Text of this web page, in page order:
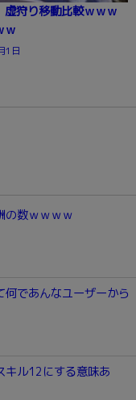
虚狩り移動比較ｗｗｗ
ｗ
1日
の数ｗｗｗｗ
何であんなユーザーから
キル12にする意味あ